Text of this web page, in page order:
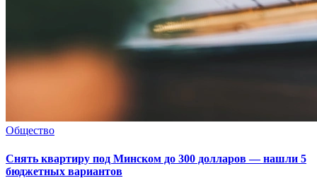
Общество
Снять квартиру под Минском до 300 долларов — нашли 5
бюджетных вариантов